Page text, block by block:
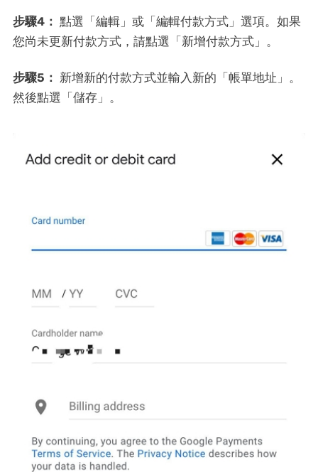
步驟4： 點選「編輯」或「編輯付款方式」選項。如果
您尚未更新付款方式，請點選「新增付款方式」。
步驟5： 新增新的付款方式並輸入新的「帳單地址」。
然後點選「儲存」。